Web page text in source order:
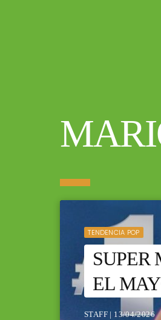
TENDENCIA POP
SUPER
EL
STAFF | 13/04/2026